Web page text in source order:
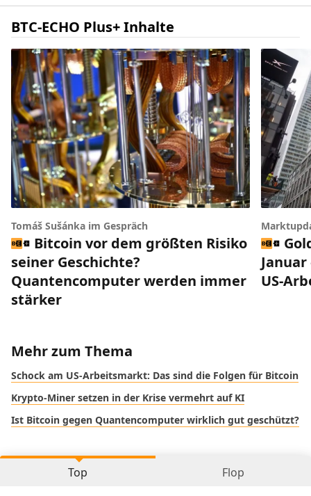
BTC-ECHO Plus+ Inhalte
Tomáš Sušánka im Gespräch
Bitcoin vor dem größten Risiko
seiner Geschichte?
Quantencomputer werden immer
stärker
US-
Mehr zum Thema
Schock am US-Arbeitsmarkt: Das sind die Folgen für Bitcoin
Krypto-Miner setzen in der Krise vermehrt auf KI
Ist Bitcoin gegen Quantencomputer wirklich gut geschützt?
Top Flop